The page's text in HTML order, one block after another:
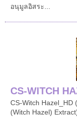
อนุมูลอิสระ...
CS-WITCH
CS-Witch Hazel_HD
(Witch Hazel)